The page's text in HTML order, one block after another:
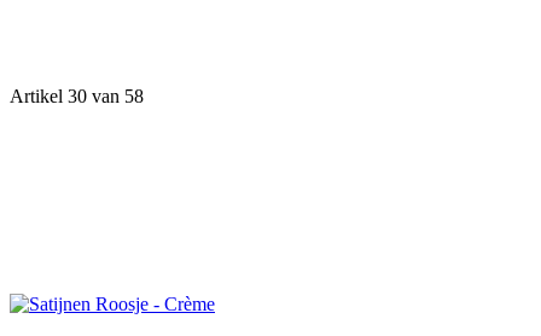
Artikel 30 van 58